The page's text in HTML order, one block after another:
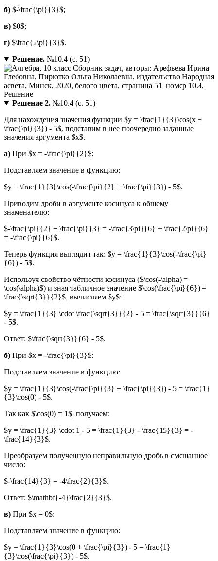
б) $-\frac{\pi}{3}$;
в) $0$;
г) $\frac{2\pi}{3}$.
Решение.№10.4 (с. 51)
Решение 2.№10.4 (с. 51)
Для нахождения значения функции $y = \frac{1}{3}\cos(x +
\frac{\pi}{3}) - 5$, подставим в нее поочередно заданные
значения аргумента $x$.
а) При $x = -\frac{\pi}{2}$:
Подставляем значение в функцию:
$y = \frac{1}{3}\cos(-\frac{\pi}{2} + \frac{\pi}{3}) - 5$.
Приводим дроби в аргументе косинуса к общему
знаменателю:
$-\frac{\pi}{2} + \frac{\pi}{3} = -\frac{3\pi}{6} + \frac{2\pi}{6}
= -\frac{\pi}{6}$.
Теперь функция выглядит так: $y = \frac{1}{3}\cos(-\frac{\pi}
{6}) - 5$.
Используя свойство чётности косинуса ($\cos(-\alpha) =
\cos(\alpha)$) и зная табличное значение $\cos(\frac{\pi}{6}) =
\frac{\sqrt{3}}{2}$, вычисляем $y$:
$y = \frac{1}{3} \cdot \frac{\sqrt{3}}{2} - 5 = \frac{\sqrt{3}}{6}
- 5$.
Ответ: $\frac{\sqrt{3}}{6} - 5$.
б) При $x = -\frac{\pi}{3}$:
Подставляем значение в функцию:
$y = \frac{1}{3}\cos(-\frac{\pi}{3} + \frac{\pi}{3}) - 5 = \frac{1}
{3}\cos(0) - 5$.
Так как $\cos(0) = 1$, получаем:
$y = \frac{1}{3} \cdot 1 - 5 = \frac{1}{3} - \frac{15}{3} = -
\frac{14}{3}$.
Преобразуем полученную неправильную дробь в смешанное
число:
$-\frac{14}{3} = -4\frac{2}{3}$.
Ответ: $\mathbf{-4}\frac{2}{3}$.
в) При $x = 0$:
Подставляем значение в функцию:
$y = \frac{1}{3}\cos(0 + \frac{\pi}{3}) - 5 = \frac{1}
{3}\cos(\frac{\pi}{3}) - 5$.